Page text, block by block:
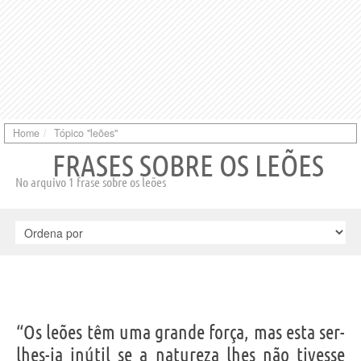
Home Tópico "leões"
FRASES SOBRE OS LEÕES
No arquivo 1 frase sobre os leões
“Os leões têm uma grande força, mas esta ser-
lhes-ia inútil se a natureza lhes não tivesse